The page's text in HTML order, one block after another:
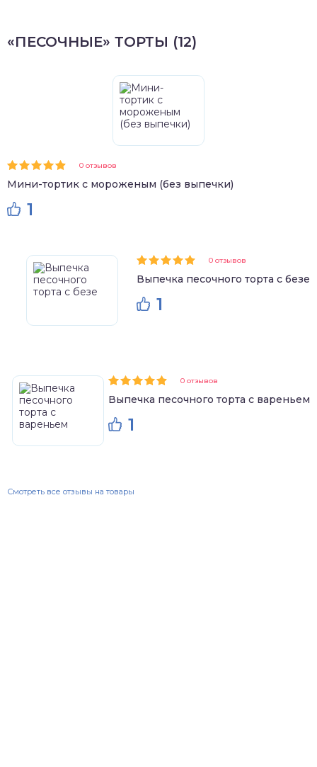
«ПЕСОЧНЫЕ» ТОРТЫ (12)
0 отзывов
Мини-тортик с мороженым (без выпечки)
1
0 отзывов
Выпечка песочного торта с безе
1
0 отзывов
Выпечка песочного торта с вареньем
1
Смотреть все отзывы на товары